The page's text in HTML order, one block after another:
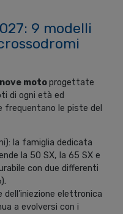
9 modelli
nove motoprogettate
di ogni età ed
frequentano le piste del
la famiglia dedicata
la 50 SX, la 65 SX e
con due differenti
dell’iniezione elettronica
a evolversi con i